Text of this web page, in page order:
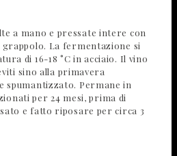
a mano e pressate intere con
La fermentazione si
di 16-18 °C in acciaio. Il vino
sino alla primavera
spumantizzato. Permane in
per 24 mesi, prima di
e fatto riposare per circa 3